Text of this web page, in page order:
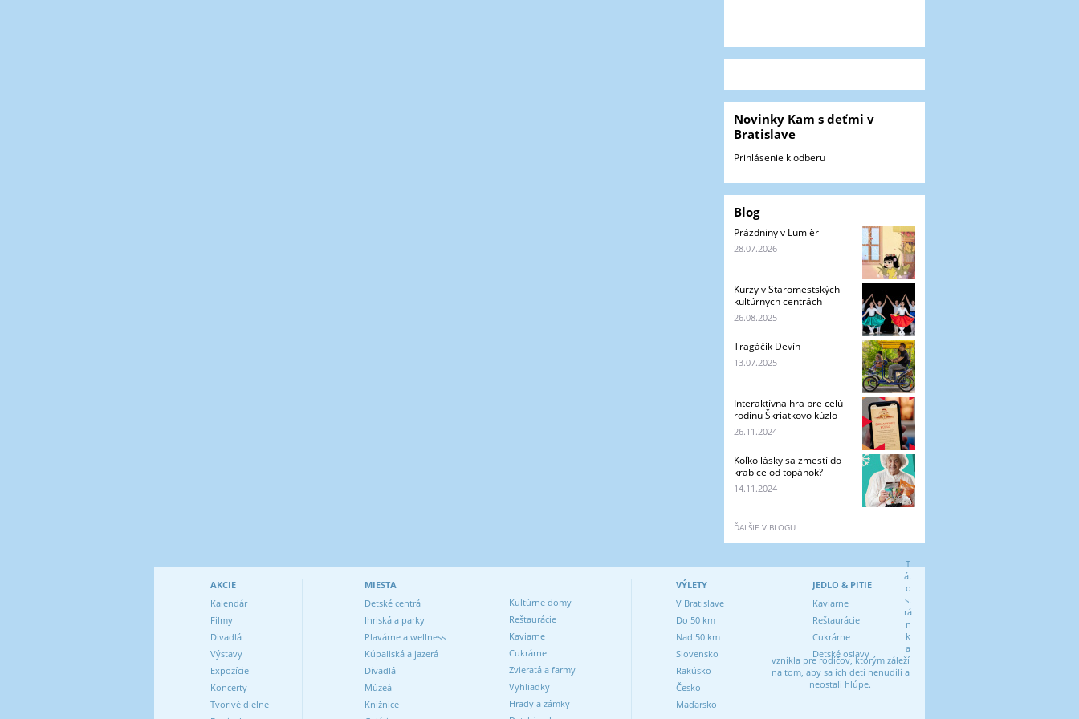
Novinky Kam s deťmi v
Bratislave
Prihlásenie k odberu
Blog
Prázdniny v Lumièri
28.07.2026
Kurzy v Staromestských
kultúrnych centrách
26.08.2025
Tragáčik Devín
13.07.2025
Interaktívna hra pre celú
rodinu Škriatkovo kúzlo
26.11.2024
Koľko lásky sa zmestí do
krabice od topánok?
14.11.2024
ĎALŠIE V BLOGU
AKCIE
Kalendár
Filmy
Divadlá
Výstavy
Expozície
Koncerty
Tvorivé dielne
MIESTA
Detské centrá
Ihriská a parky
Plavárne a wellness
Kúpaliská a jazerá
Divadlá
Múzeá
Knižnice
Kultúrne domy
Reštaurácie
Kaviarne
Cukrárne
Zvieratá a farmy
Vyhliadky
Hrady a zámky
VÝLETY
V Bratislave
Do 50 km
Nad 50 km
Slovensko
Rakúsko
Česko
Maďarsko
JEDLO & PITIE
Kaviarne
Reštaurácie
Cukrárne
Detské oslavy
T
át
o
st
rá
n
k
a
vznikla pre rodičov, ktorým záleží
na tom, aby sa ich deti nenudili a
neostali hlúpe.